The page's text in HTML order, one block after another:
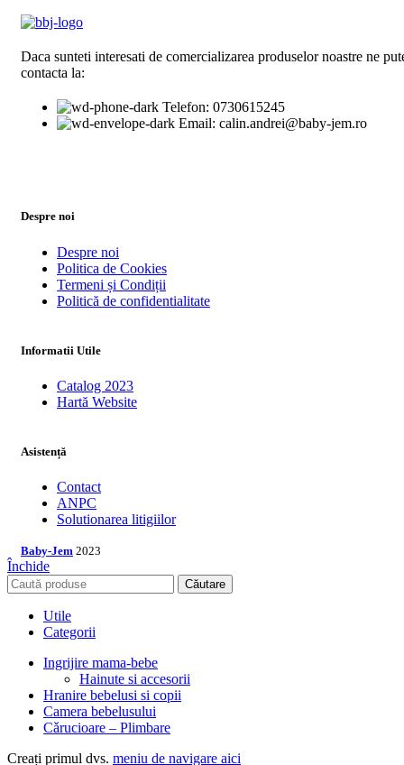
Daca sunteti interesati de comercializarea produselor noastre ne
contacta la:
Telefon: 0730615245
Email: calin.andrei@baby-jem.ro
Despre noi
Despre noi
Politica de Cookies
Termeni și Condiții
Politică de confidentialitate
Informatii Utile
Catalog 2023
Hartă Website
Asistență
Contact
ANPC
Solutionarea litigiilor
Baby-Jem 2023
Închide
Căutare
Utile
Categorii
Ingrijire mama-bebe
Hainute si accesorii
Hranire bebelusi si copii
Camera bebelusului
Cǎrucioare – Plimbare
Creați primul dvs. meniu de navigare aici